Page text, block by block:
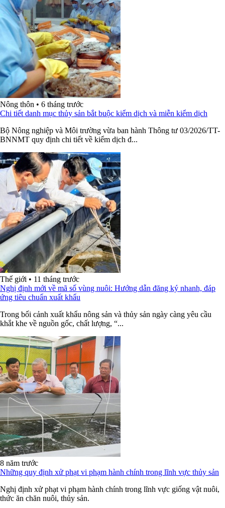
Nông thôn • 6 tháng trước
Chi tiết danh mục thủy sản bắt buộc kiểm dịch và miễn kiểm dịch
Bộ Nông nghiệp và Môi trường vừa ban hành Thông tư 03/2026/TT-
BNNMT quy định chi tiết về kiểm dịch đ...
Thế giới • 11 tháng trước
Nghị định mới về mã số vùng nuôi: Hướng dẫn đăng ký nhanh, đáp
ứng tiêu chuẩn xuất khẩu
Trong bối cảnh xuất khẩu nông sản và thủy sản ngày càng yêu cầu
khắt khe về nguồn gốc, chất lượng, “...
8 năm trước
Những quy định xử phạt vi phạm hành chính trong lĩnh vực thủy sản
Nghị định xử phạt vi phạm hành chính trong lĩnh vực giống vật nuôi,
thức ăn chăn nuôi, thủy sản.